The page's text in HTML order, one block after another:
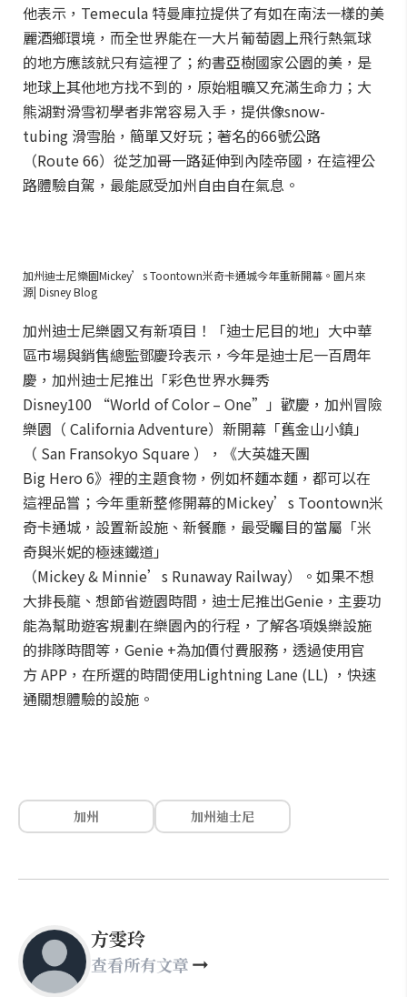
他表示，Temecula 特曼庫拉提供了有如在南法一樣的美
麗酒鄉環境，而全世界能在一大片葡萄園上飛行熱氣球
的地方應該就只有這裡了；約書亞樹國家公園的美，是
地球上其他地方找不到的，原始粗曠又充滿生命力；大
熊湖對滑雪初學者非常容易入手，提供像snow-
tubing 滑雪胎，簡單又好玩；著名的66號公路
（Route 66）從芝加哥一路延伸到內陸帝國，在這裡公
路體驗自駕，最能感受加州自由自在氣息。
加州迪士尼樂園Mickey’s Toontown米奇卡通城今年重新開幕。圖片來
源| Disney Blog
加州迪士尼樂園又有新項目！「迪士尼目的地」大中華
區市場與銷售總監鄧慶玲表示，今年是迪士尼一百周年
慶，加州迪士尼推出「彩色世界水舞秀
Disney100 “World of Color – One”」歡慶，加州冒險
樂園（ California Adventure）新開幕「舊金山小鎮」
（ San Fransokyo Square ），《大英雄天團
Big Hero 6》裡的主題食物，例如杯麵本麵，都可以在
這裡品嘗；今年重新整修開幕的Mickey’s Toontown米
奇卡通城，設置新設施、新餐廳，最受矚目的當屬「米
奇與米妮的極速鐵道」
（Mickey & Minnie’s Runaway Railway）。如果不想
大排長龍、想節省遊園時間，迪士尼推出Genie，主要功
能為幫助遊客規劃在樂園內的行程，了解各項娛樂設施
的排隊時間等，Genie +為加價付費服務，透過使用官
方 APP，在所選的時間使用Lightning Lane (LL) ，快速
通關想體驗的設施。
加州 加州迪士尼
方雯玲
查看所有文章